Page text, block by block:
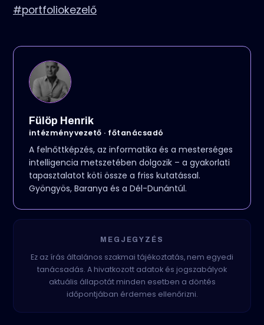
#portfoliokezelő
Fülöp Henrik
intézményvezető · főtanácsadó
A felnőttképzés, az informatika és a mesterséges
intelligencia metszetében dolgozik – a gyakorlati
tapasztalatot köti össze a friss kutatással.
Gyöngyös, Baranya és a Dél-Dunántúl.
MEGJEGYZÉS
Ez az írás általános szakmai tájékoztatás, nem egyedi
tanácsadás. A hivatkozott adatok és jogszabályok
aktuális állapotát minden esetben a döntés
időpontjában érdemes ellenőrizni.